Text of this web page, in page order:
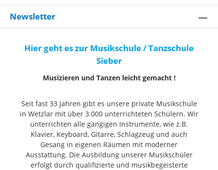
Newsletter
Hier geht es zur Musikschule / Tanzschule
Sieber
Musizieren und Tanzen leicht gemacht !
Seit fast 33 Jahren gibt es unsere private Musikschule
in Wetzlar mit über 3.000 unterrichteten Schülern. Wir
unterrichten alle gängigen Instrumente, wie z.B.
Klavier, Keyboard, Gitarre, Schlagzeug und auch
Gesang in eigenen Räumen mit moderner
Ausstattung. Die Ausbildung unserer Musikschüler
erfolgt durch qualifizierte und musikbegeisterte